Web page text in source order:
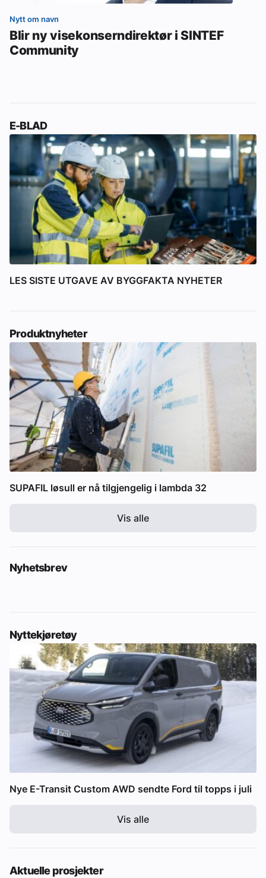
Nytt om navn
Blir ny visekonserndirektør i SINTEF
Community
E-BLAD
LES SISTE UTGAVE AV BYGGFAKTA NYHETER
Produktnyheter
SUPAFIL løsull er nå tilgjengelig i lambda 32
Vis alle
Nyhetsbrev
Nyttekjøretøy
Nye E-Transit Custom AWD sendte Ford til topps i juli
Vis alle
Aktuelle prosjekter